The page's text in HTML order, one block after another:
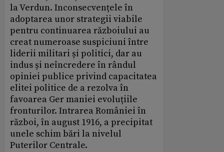
la Verdun. Inconsecvențele în
adoptarea unor strategii viabile
pentru continuarea războiului au
creat numeroase suspiciuni între
liderii militari și politici, dar au
indus și neîncredere în rândul
opiniei publice privind capacitatea
elitei politice de a rezolva în
favoarea Ger maniei evoluțiile
fronturilor. Intrarea României în
război, în august 1916, a precipitat
unele schim bări la nivelul
Puterilor Centrale.